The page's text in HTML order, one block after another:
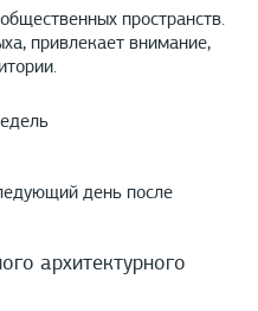
пространств.
привлекает внимание,
день после
архитектурного